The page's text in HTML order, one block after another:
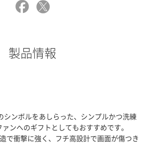
製品情報
シンボルをあしらった、シンプルかつ洗練
ンへのギフトとしてもおすすめです。
で衝撃に強く、フチ高設計で画面が傷つき